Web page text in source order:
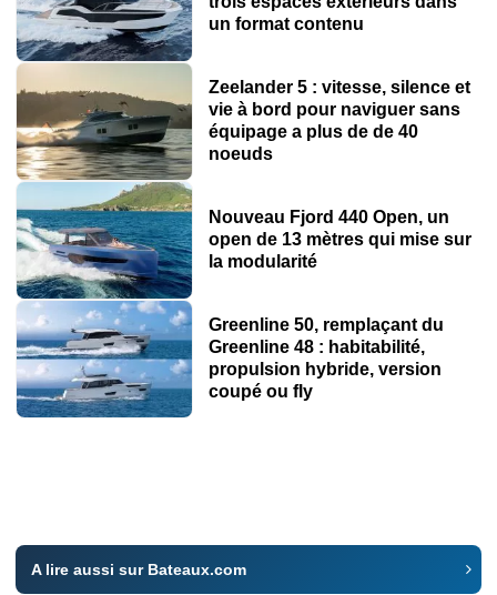
un format contenu
Zeelander 5 : vitesse, silence et
vie à bord pour naviguer sans
équipage a plus de de 40
noeuds
Nouveau Fjord 440 Open, un
open de 13 mètres qui mise sur
la modularité
Greenline 50, remplaçant du
Greenline 48 : habitabilité,
propulsion hybride, version
coupé ou fly
A lire aussi sur Bateaux.com